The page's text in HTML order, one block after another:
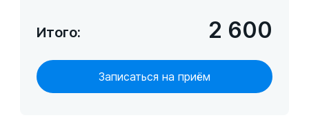
Итого: 2 600
Записаться на приём